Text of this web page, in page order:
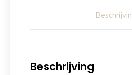
Beschrijving